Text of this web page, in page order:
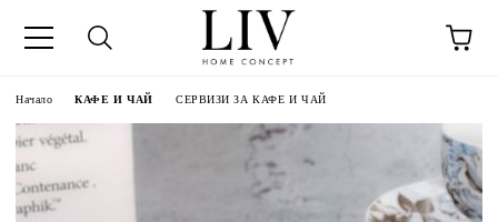
Начало КАФЕ И ЧАЙ СЕРВИЗИ ЗА КАФЕ И ЧАЙ